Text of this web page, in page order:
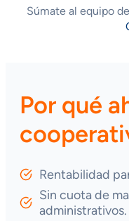
Súmate al equipo
Por qué
Rentabilidad
Sin cuota de
administrativos.